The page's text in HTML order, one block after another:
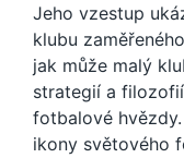
Jeho vzestup
klubu
jak může malý
strategií a
fotbalové
ikony světového